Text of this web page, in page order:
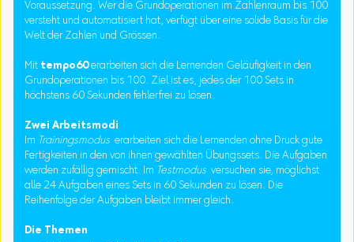
Voraussetzung. Wer die Grundoperationen im Zahlenraum bis 100
versteht und automatisiert hat, verfügt über eine solide Basis für die
Welt der Zahlen und Grössen.
Mit tempo60erarbeiten sich die Lernenden Geläufigkeit in den
Grundoperationen bis 100. Ziel ist es, jedes der 100 Sets in
höchstens 60 Sekunden fehlerfrei zu lösen.
Zwei Arbeitsmodi
Im Trainingsmodus erarbeiten sich die Lernenden ohne Druck gute
Fertigkeiten in den von ihnen gewählten Übungssets. Die Aufgaben
werden zufällig gemischt. Im Testmodus versuchen sie, möglichst
alle 24 Aufgaben eines Sets in 60 Sekunden zu lösen. Die
Reihenfolge der Aufgaben bleibt immer gleich.
Die Themen